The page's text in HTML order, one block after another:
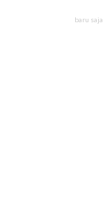
baru saja